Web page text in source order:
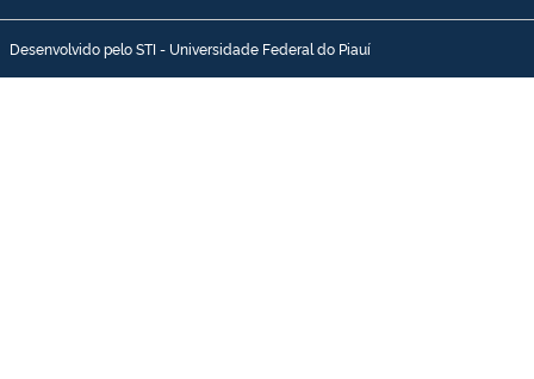
Desenvolvido pelo STI - Universidade Federal do Piauí